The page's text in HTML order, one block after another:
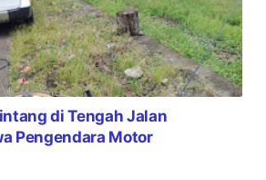
di Tengah Jalan
Pengendara Motor